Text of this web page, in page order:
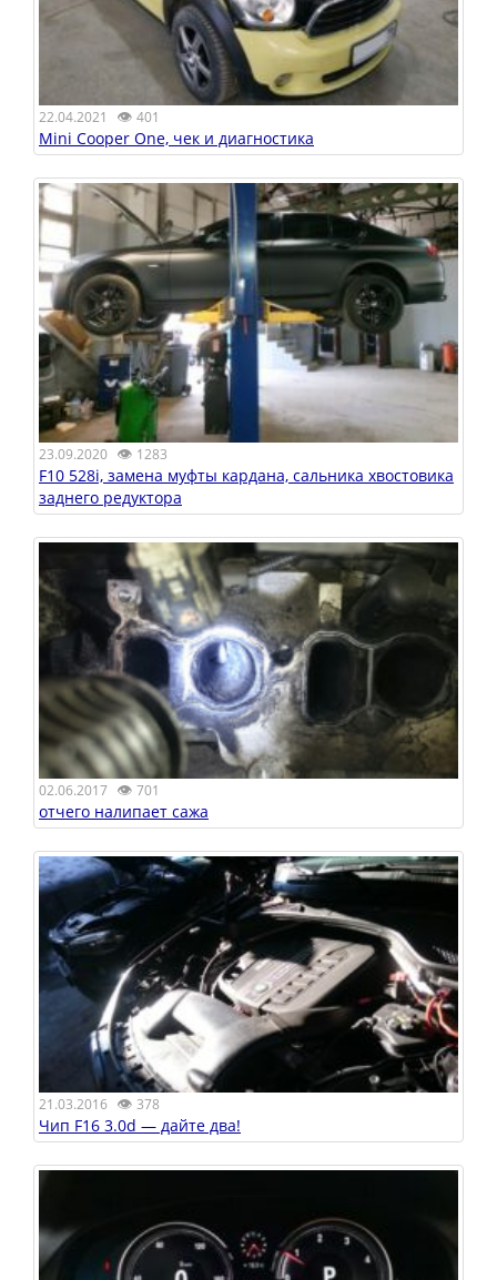
22.04.2021 👁 401
Mini Cooper One, чек и диагностика
23.09.2020 👁 1283
F10 528i, замена муфты кардана, сальника хвостовика
заднего редуктора
02.06.2017 👁 701
отчего налипает сажа
21.03.2016 👁 378
Чип F16 3.0d — дайте два!